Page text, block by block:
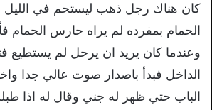
كان هناك رجل ذهب ليستحم في الليل
الحمام بمفرده لم يراه حارس الحمام
وعندما كان يريد ان يرحل لم يستطيع
الداخل فبدأ باصدار صوت عالي جدا
الباب حتي ظهر له جني وقال له اذا